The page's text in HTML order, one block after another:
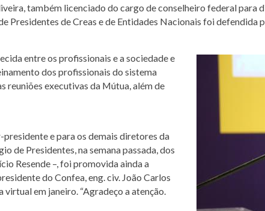
também licenciado do cargo de conselheiro federal para
Presidentes de Creas e de Entidades Nacionais foi
entre os profissionais e a sociedade e
dos profissionais do sistema
reuniões executivas da Mútua, além de
e para os demais diretores da
de Presidentes, na semana passada, dos
Resende –, foi promovida ainda a
do Confea, eng. civ. João Carlos
em janeiro. “Agradeço a atenção.